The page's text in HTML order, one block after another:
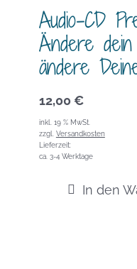
Audio-CD
Ändere
ändere
12,00 €
inkl. 19 % MwSt.
zzgl. Versandkosten
Lieferzeit:
ca. 3-4 Werktage
In den